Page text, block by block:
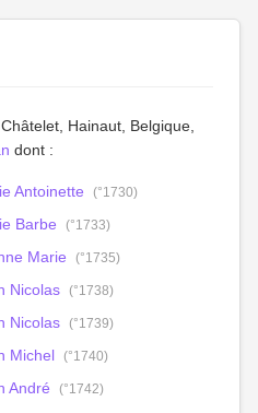
Hainaut, Belgique,
dont :
Antoinette (°1730)
Barbe (°1733)
Marie (°1735)
Nicolas (°1738)
Nicolas (°1739)
Michel (°1740)
André (°1742)